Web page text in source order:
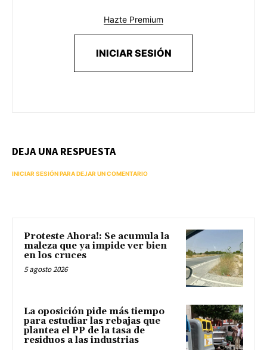
Hazte Premium
INICIAR SESIÓN
DEJA UNA RESPUESTA
INICIAR SESIÓN PARA DEJAR UN COMENTARIO
Proteste Ahora!: Se acumula la
maleza que ya impide ver bien
en los cruces
5 agosto 2026
La oposición pide más tiempo
para estudiar las rebajas que
plantea el PP de la tasa de
residuos a las industrias